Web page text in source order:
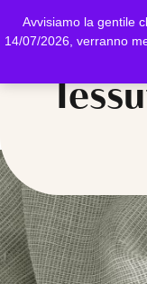
Avvisiamo la gentile
14/07/2026, verranno